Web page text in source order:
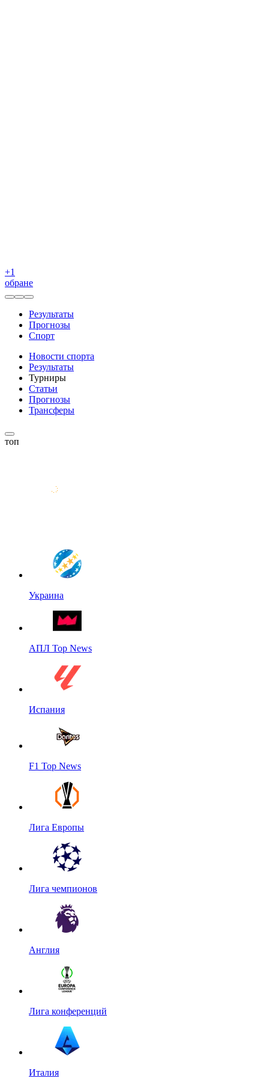
+1
обране
Результаты
Прогнозы
Спорт
Новости спорта
Результаты
Турниры
Статьи
Прогнозы
Трансферы
топ
Украина
АПЛ Top News
Испания
F1 Top News
Лига Европы
Лига чемпионов
Англия
Лига конференций
Италия